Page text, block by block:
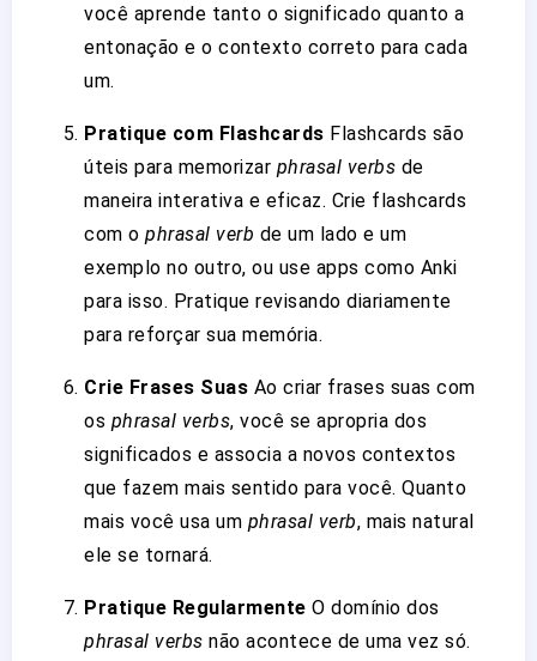
você aprende tanto o significado quanto a
entonação e o contexto correto para cada
um.
Pratique com Flashcards Flashcards são
úteis para memorizar phrasal verbs de
maneira interativa e eficaz. Crie flashcards
com o phrasal verb de um lado e um
exemplo no outro, ou use apps como Anki
para isso. Pratique revisando diariamente
para reforçar sua memória.
Crie Frases Suas Ao criar frases suas com
os phrasal verbs, você se apropria dos
significados e associa a novos contextos
que fazem mais sentido para você. Quanto
mais você usa um phrasal verb, mais natural
ele se tornará.
Pratique Regularmente O domínio dos
phrasal verbs não acontece de uma vez só.